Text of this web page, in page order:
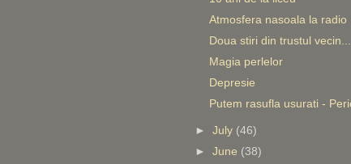
Atmosfera nasoala la radio
Doua stiri din trustul vecin...
Magia perlelor
Depresie
Putem rasufla usurati -
►July (46)
►June (38)